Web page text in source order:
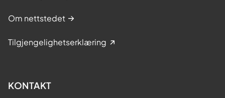
Om nettstedet
Tilgjengelighetserklæring
KONTAKT